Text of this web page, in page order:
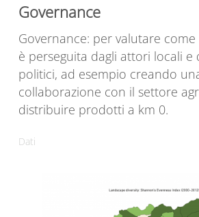
Governance
Governance: per valutare
è perseguita dagli attori locali e
politici, ad esempio creando
collaborazione con il settore
distribuire prodotti a km 0.
Dati